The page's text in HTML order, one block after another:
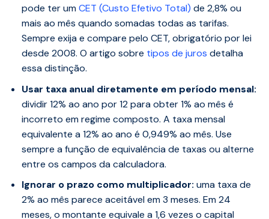
pode ter umCET (Custo Efetivo Total) de 2,8% ou
mais ao mês quando somadas todas as tarifas.
Sempre exija e compare pelo CET, obrigatório por lei
desde 2008. O artigo sobre tipos de juros detalha
essa distinção.
Usar taxa anual diretamente em período mensal:
dividir 12% ao ano por 12 para obter 1% ao mês é
incorreto em regime composto. A taxa mensal
equivalente a 12% ao ano é 0,949% ao mês. Use
sempre a função de equivalência de taxas ou alterne
entre os campos da calculadora.
Ignorar o prazo como multiplicador: uma taxa de
2% ao mês parece aceitável em 3 meses. Em 24
meses, o montante equivale a 1,6 vezes o capital